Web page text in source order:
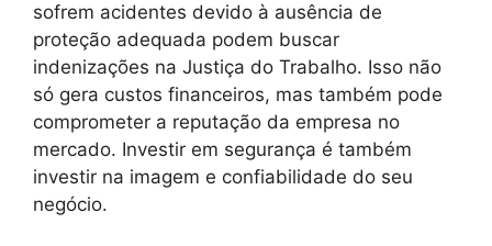
sofrem acidentes devido à ausência de
proteção adequada podem buscar
indenizações na Justiça do Trabalho. Isso não
só gera custos financeiros, mas também pode
comprometer a reputação da empresa no
mercado. Investir em segurança é também
investir na imagem e confiabilidade do seu
negócio.